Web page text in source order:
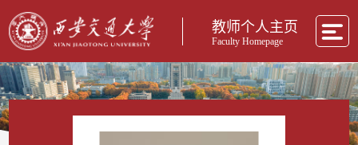
教师个人主页
Faculty Homepage